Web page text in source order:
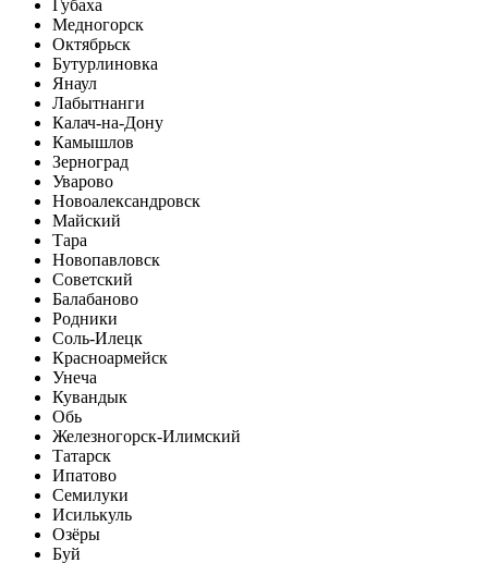
Губаха
Медногорск
Октябрьск
Бутурлиновка
Янаул
Лабытнанги
Калач-на-Дону
Камышлов
Зерноград
Уварово
Новоалександровск
Майский
Тара
Новопавловск
Советский
Балабаново
Родники
Соль-Илецк
Красноармейск
Унеча
Кувандык
Обь
Железногорск-Илимский
Татарск
Ипатово
Семилуки
Исилькуль
Озёры
Буй